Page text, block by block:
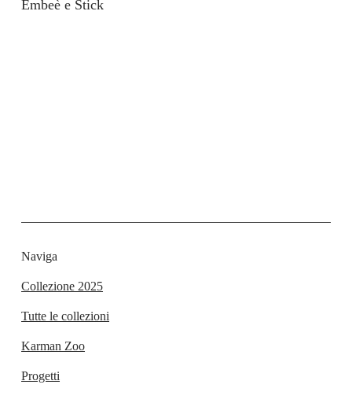
Embeè e Stick
Naviga
Collezione 2025
Tutte le collezioni
Karman Zoo
Progetti